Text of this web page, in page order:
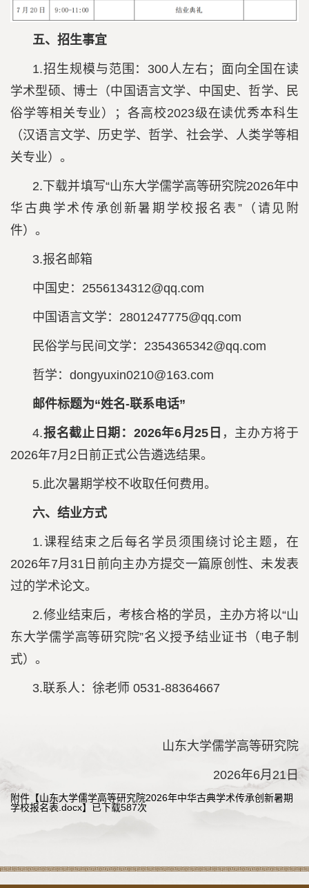
五、招生事宜
1.招生规模与范围：300人左右；面向全国在读
学术型硕、博士（中国语言文学、中国史、哲学、民
俗学等相关专业）；各高校2023级在读优秀本科生
（汉语言文学、历史学、哲学、社会学、人类学等相
关专业）。
2.下载并填写“山东大学儒学高等研究院2026年中
华古典学术传承创新暑期学校报名表”（请见附
件）。
3.报名邮箱
中国史：2556134312@qq.com
中国语言文学：2801247775@qq.com
民俗学与民间文学：2354365342@qq.com
哲学：dongyuxin0210@163.com
邮件标题为“姓名-联系电话”
4.报名截止日期：2026年6月25日 ，主办方将于
2026年7月2日前正式公告遴选结果。
5.此次暑期学校不收取任何费用。
六、结业方式
1.课程结束之后每名学员须围绕讨论主题，在
2026年7月31日前向主办方提交一篇原创性、未发表
过的学术论文。
2.修业结束后，考核合格的学员，主办方将以“山
东大学儒学高等研究院”名义授予结业证书（电子制
式）。
3.联系人：徐老师 0531-88364667
山东大学儒学高等研究院
2026年6月21日
附件【山东大学儒学高等研究院2026年中华古典学术传承创新暑期
学校报名表.docx】已下载587次